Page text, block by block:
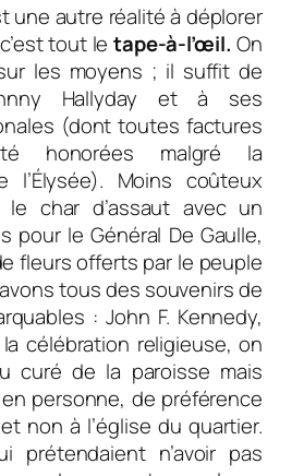
une autre réalité à déplorer
tout le tape-à-l’œil. On
les moyens ; il suffit de
Hallyday et à ses
(dont toutes factures
honorées malgré la
l’Élysée). Moins coûteux
le char d’assaut avec un
pour le Général De Gaulle,
fleurs offerts par le peuple
tous des souvenirs de
: John F. Kennedy,
la célébration religieuse, on
curé de la paroisse mais
personne, de préférence
non à l’église du quartier.
prétendaient n’avoir pas